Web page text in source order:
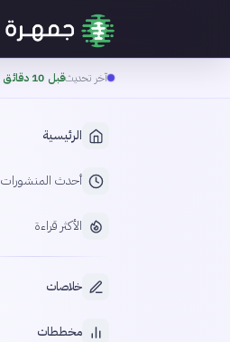
آخر تحديثقبل 10 دقائق
الرئيسية
أحدث المنشورات
الأكثر قراءة
خلاصات
مخططات